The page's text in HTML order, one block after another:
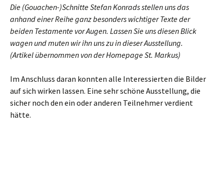
Die (Gouachen-)Schnitte Stefan Konrads stellen uns das
anhand einer Reihe ganz besonders wichtiger Texte der
beiden Testamente vor Augen. Lassen Sie uns diesen Blick
wagen und muten wir ihn uns zu in dieser Ausstellung.
(Artikel übernommen von der Homepage St. Markus)
Im Anschluss daran konnten alle Interessierten die Bilder
auf sich wirken lassen. Eine sehr schöne Ausstellung, die
sicher noch den ein oder anderen Teilnehmer verdient
hätte.